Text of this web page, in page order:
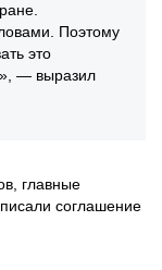
Поэтому
это
— выразил
главные
соглашение